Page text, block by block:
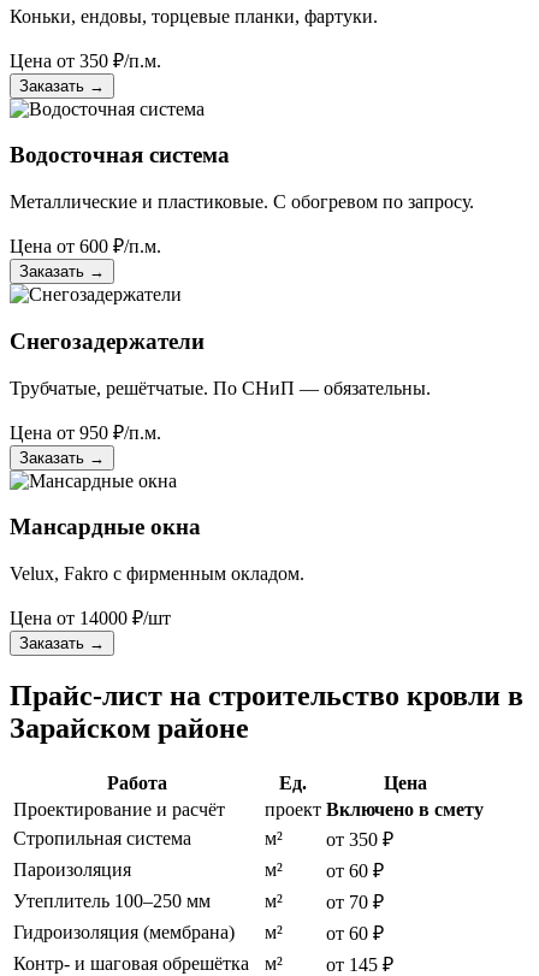
Коньки, ендовы, торцевые планки, фартуки.
Цена от 350 ₽/п.м.
Заказать →
Водосточная система
Металлические и пластиковые. С обогревом по запросу.
Цена от 600 ₽/п.м.
Заказать →
Снегозадержатели
Трубчатые, решётчатые. По СНиП — обязательны.
Цена от 950 ₽/п.м.
Заказать →
Мансардные окна
Velux, Fakro с фирменным окладом.
Цена от 14000 ₽/шт
Заказать →
Прайс-лист на строительство кровли в
Зарайском районе
Работа Ед.
Цена
Проектирование и расчёт
проект Включено в смету
Стропильная система
м²
от 350 ₽
Пароизоляция
м²
от 60 ₽
Утеплитель 100–250 мм
м²
от 70 ₽
Гидроизоляция (мембрана)
м²
от 60 ₽
Контр- и шаговая обрешётка
м²
от 145 ₽